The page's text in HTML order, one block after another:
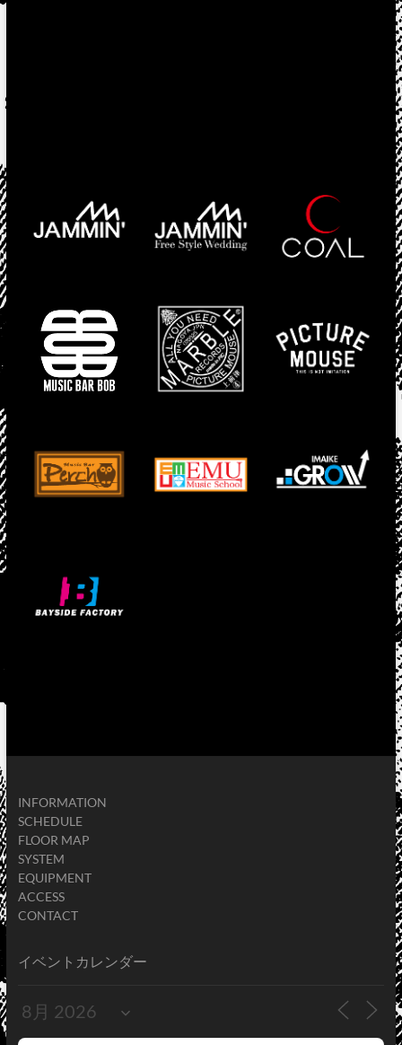
INFORMATION
SCHEDULE
FLOOR MAP
SYSTEM
EQUIPMENT
ACCESS
CONTACT
イベントカレンダー